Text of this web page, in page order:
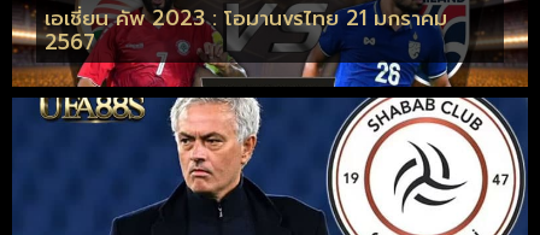
เอเชี่ยน คัพ 2023 : โอมานvsไทย 21 มกราคม
2567